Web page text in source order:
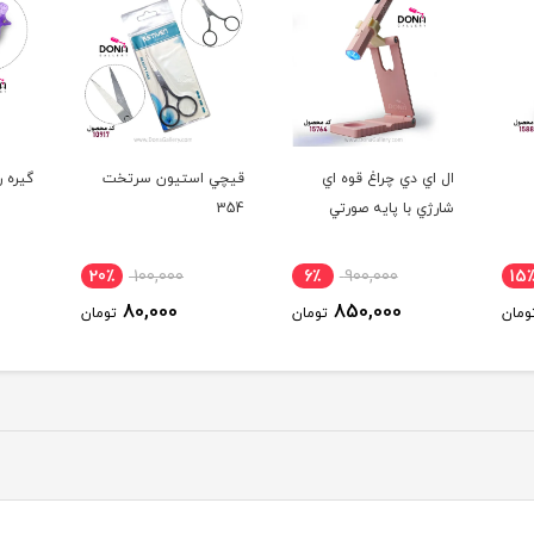
6٪
قيچي استيون سرتخت
354
100,000 20٪
80,000 تومان
گيره ريمو کليپسي بنفش
90,000 6٪
85,000 تومان